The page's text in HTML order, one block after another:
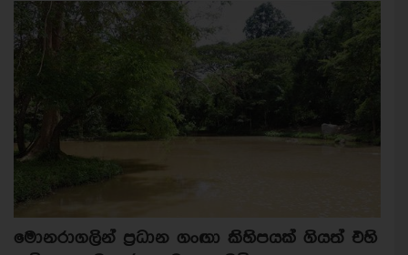
මොනරාගලින් ප්‍රධාන ගංඟා කිහිපයක් ගියත් එහි